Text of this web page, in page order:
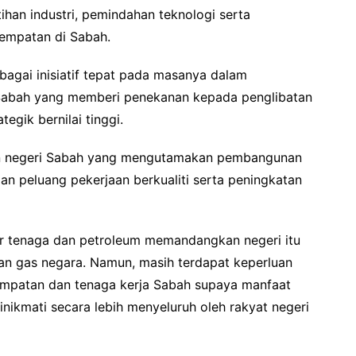
industri, pemindahan teknologi serta
di Sabah.
inisiatif tepat pada masanya dalam
yang memberi penekanan kepada penglibatan
bernilai tinggi.
Sabah yang mengutamakan pembangunan
peluang pekerjaan berkualiti serta peningkatan
dan petroleum memandangkan negeri itu
gas negara. Namun, masih terdapat keperluan
dan tenaga kerja Sabah supaya manfaat
secara lebih menyeluruh oleh rakyat negeri